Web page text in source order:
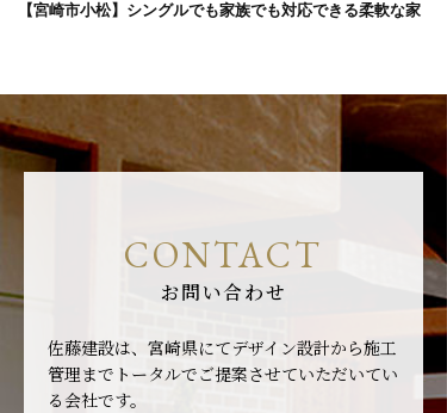
【宮崎市小松】シングルでも家族でも対応できる柔軟な家
CONTACT
お問い合わせ
佐藤建設は、宮崎県にてデザイン設計から施工
管理までトータルでご提案させていただいてい
る会社です。